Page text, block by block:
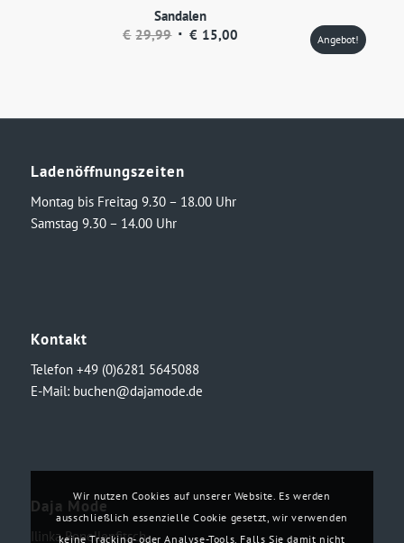
Sandalen
€ 29,99 Ursprünglicher
€ 15,00 Angebot!
Ladenöffnungszeiten
Montag bis Freitag 9.30 – 18.00 Uhr
Samstag 9.30 – 14.00 Uhr
Kontakt
Telefon +49 (0)6281 5645088
E-Mail: buchen@dajamode.de
Daja Mode
Ilinka Ronellenfitsch
Wir nutzen Cookies auf unserer Website. Es werden
ausschließlich essenzielle Cookie gesetzt, wir verwenden
keine Tracking- oder Analyse-Tools. Falls Sie damit nicht